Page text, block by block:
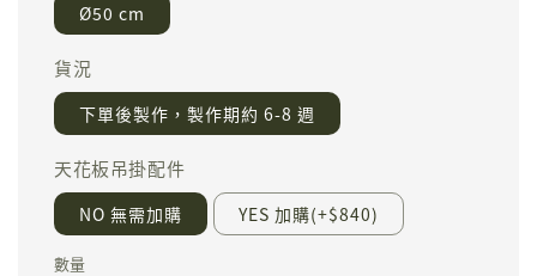
Ø50 cm
貨況
下單後製作，製作期約 6-8 週
天花板吊掛配件
NO 無需加購 YES 加購(+$840)
數量